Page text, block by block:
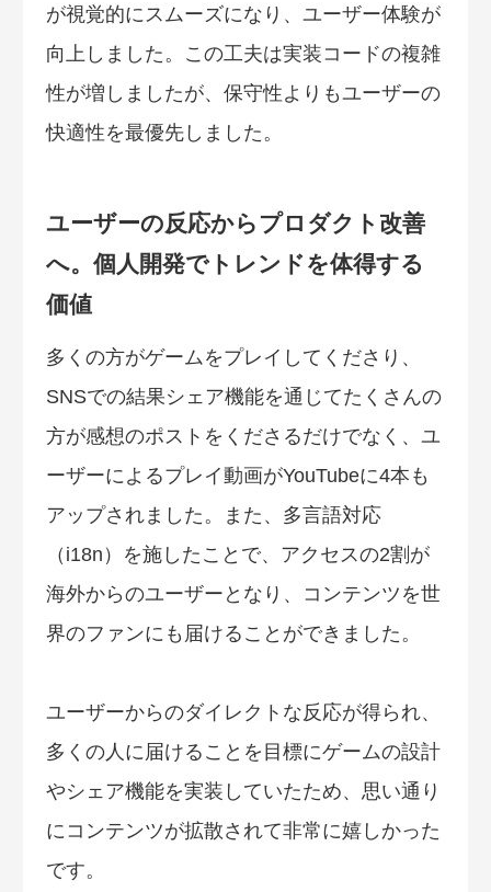
が視覚的にスムーズになり、ユーザー体験が
向上しました。この工夫は実装コードの複雑
性が増しましたが、保守性よりもユーザーの
快適性を最優先しました。
ユーザーの反応からプロダクト改善
へ。個人開発でトレンドを体得する
価値
多くの方がゲームをプレイしてくださり、
SNSでの結果シェア機能を通じてたくさんの
方が感想のポストをくださるだけでなく、ユ
ーザーによるプレイ動画がYouTubeに4本も
アップされました。また、多言語対応
（i18n）を施したことで、アクセスの2割が
海外からのユーザーとなり、コンテンツを世
界のファンにも届けることができました。
ユーザーからのダイレクトな反応が得られ、
多くの人に届けることを目標にゲームの設計
やシェア機能を実装していたため、思い通り
にコンテンツが拡散されて非常に嬉しかった
です。